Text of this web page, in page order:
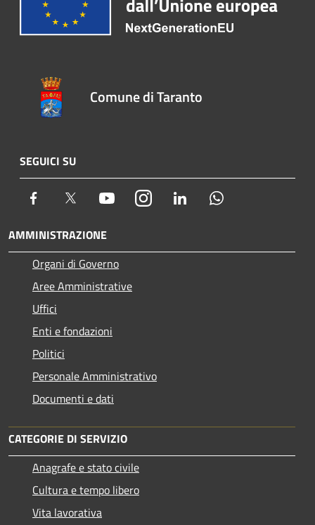
Comune di Taranto
SEGUICI SU
Facebook Twitter YoutubeInstagram LinkedIn
AMMINISTRAZIONE
Organi di Governo
Aree Amministrative
Uffici
Enti e fondazioni
Politici
Personale Amministrativo
Documenti e dati
CATEGORIE DI SERVIZIO
Anagrafe e stato civile
Cultura e tempo libero
Vita lavorativa